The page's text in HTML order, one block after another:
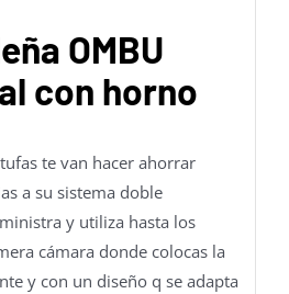
OMBU
con horno
te van hacer ahorrar
a su sistema doble
y utiliza hasta los
cámara donde colocas la
y con un diseño q se adapta